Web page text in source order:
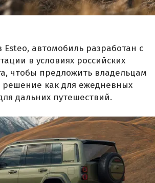
Esteo, автомобиль разработан с
в условиях российских
чтобы предложить владельцам
решение как для ежедневных
дальних путешествий.